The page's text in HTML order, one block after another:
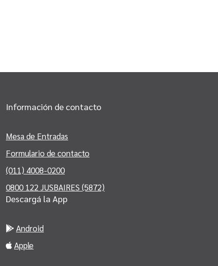
Información de contacto
Mesa de Entradas
Formulario de contacto
(011) 4008-0200
0800 122 JUSBAIRES (5872)
Descargá la App
Android
Apple